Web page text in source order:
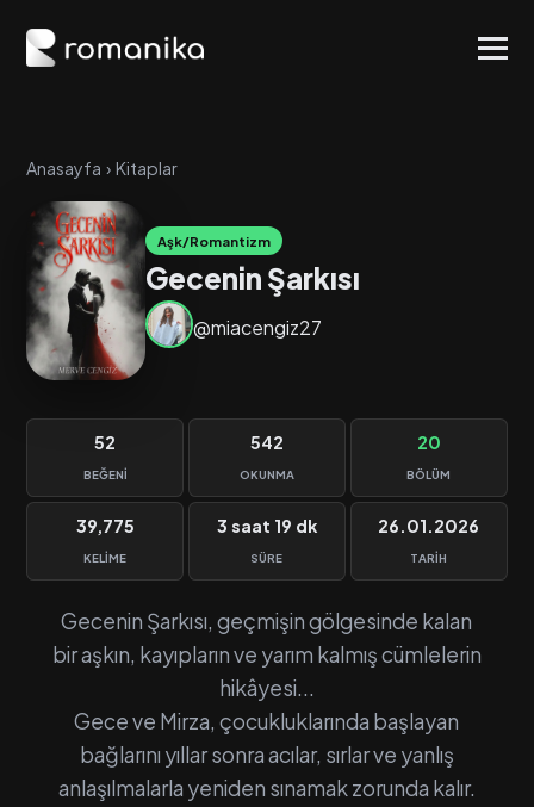
Anasayfa › Kitaplar
Aşk/Romantizm
Gecenin Şarkısı
@miacengiz27
52
BEĞENI
542
OKUNMA
20
BÖLÜM
39,775
KELIME
3 saat 19 dk
SÜRE
26.01.2026
TARIH
Gecenin Şarkısı, geçmişin gölgesinde kalan
bir aşkın, kayıpların ve yarım kalmış cümlelerin
hikâyesi...
Gece ve Mirza, çocukluklarında başlayan
bağlarını yıllar sonra acılar, sırlar ve yanlış
anlaşılmalarla yeniden sınamak zorunda kalır.